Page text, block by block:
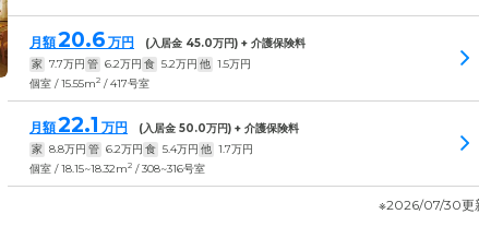
月額20.6 万円 (入居金 45.0万円) + 介護保険料
家 7.7万円 管 6.2万円 食 5.2万円 他 1.5万円
個室 / 15.55m2 / 417号室
月額22.1 万円 (入居金 50.0万円) + 介護保険料
家 8.8万円 管 6.2万円 食 5.4万円 他 1.7万円
個室 / 18.15~18.32m2 / 308~316号室
※2026/07/30更